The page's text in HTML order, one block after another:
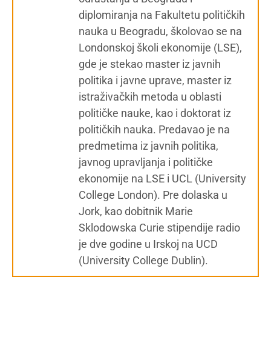
diplomiranja na Fakultetu političkih
nauka u Beogradu, školovao se na
Londonskoj školi ekonomije (LSE),
gde je stekao master iz javnih
politika i javne uprave, master iz
istraživačkih metoda u oblasti
političke nauke, kao i doktorat iz
političkih nauka. Predavao je na
predmetima iz javnih politika,
javnog upravljanja i političke
ekonomije na LSE i UCL (University
College London). Pre dolaska u
Jork, kao dobitnik Marie
Sklodowska Curie stipendije radio
je dve godine u Irskoj na UCD
(University College Dublin).